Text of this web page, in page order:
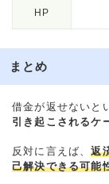
HP
まとめ
借金が返せないと
引き起こされるケ
反対に言えば、返
己解決できる可能